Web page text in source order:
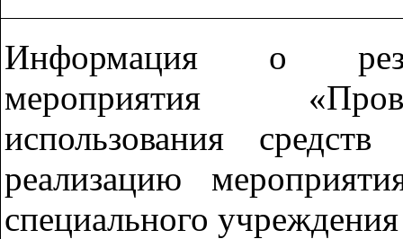
Информация о
мероприятия
использования
реализацию
специального